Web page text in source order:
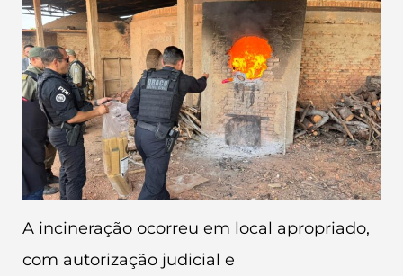
A incineração ocorreu em local apropriado,
com autorização judicial e